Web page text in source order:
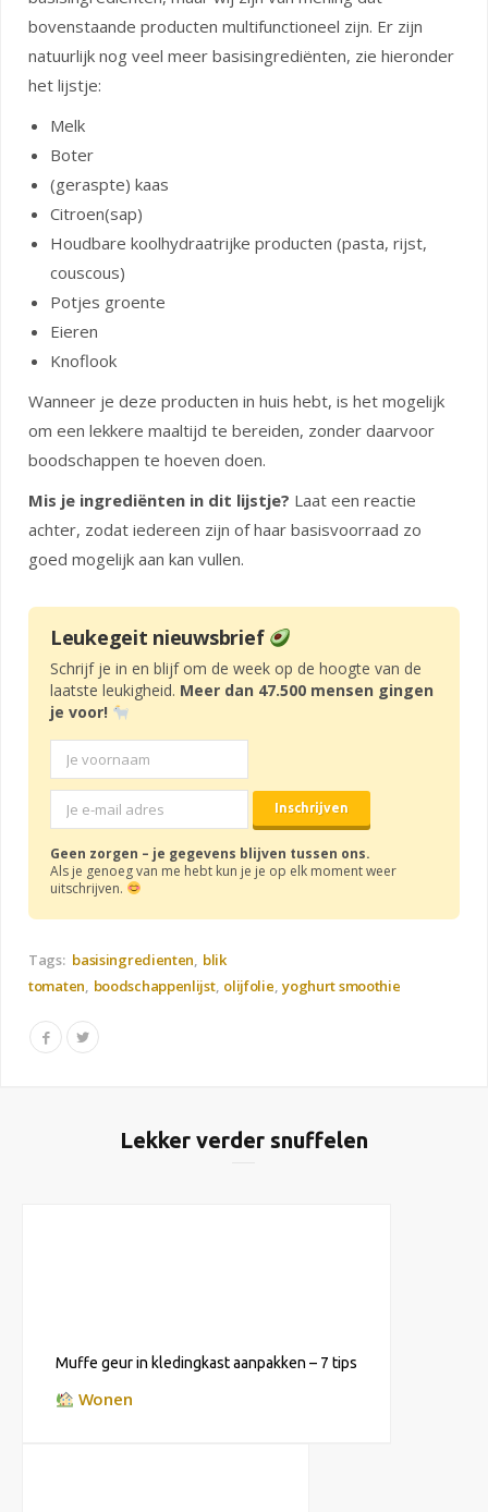
bovenstaande producten multifunctioneel zijn. Er zijn
natuurlijk nog veel meer basisingrediënten, zie hieronder
het lijstje:
Melk
Boter
(geraspte) kaas
Citroen(sap)
Houdbare koolhydraatrijke producten (pasta, rijst,
couscous)
Potjes groente
Eieren
Knoflook
Wanneer je deze producten in huis hebt, is het mogelijk
om een lekkere maaltijd te bereiden, zonder daarvoor
boodschappen te hoeven doen.
Mis je ingrediënten in dit lijstje? Laat een reactie
achter, zodat iedereen zijn of haar basisvoorraad zo
goed mogelijk aan kan vullen.
Leukegeit nieuwsbrief
Schrijf je in en blijf om de week op de hoogte van de
laatste leukigheid. Meer dan 47.500 mensen gingen
je voor!
Geen zorgen – je gegevens blijven tussen ons.
Als je genoeg van me hebt kun je je op elk moment weer
uitschrijven.
Tags: basisingredienten blik
tomaten boodschappenlijst olijfolie yoghurt smoothie
Lekker verder snuffelen
Muffe geur in kledingkast aanpakken – 7 tips
Wonen